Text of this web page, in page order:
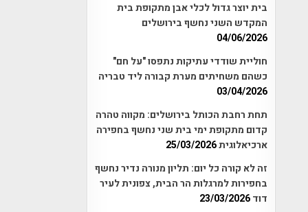
בית יוצר גדול לכלי אבן מתקופת בית
המקדש השני נחשף בירושלים
04/06/2026
חוליית שודדי עתיקות נתפסו "על חם"
כשהם משחיתים מערת קבורה ליד טבריה
03/04/2026
תחת רחבת הכותל בירושלים: מקווה טהרה
קדום מתקופת ימי בית שני נחשף בחפירה
ארכיאלוגית25/03/2026
זה לא קורה כל יום: תליון מנורה נדיר נחשף
בחפירות למרגלות הר הבית, צפונית לעיר
דוד23/03/2026